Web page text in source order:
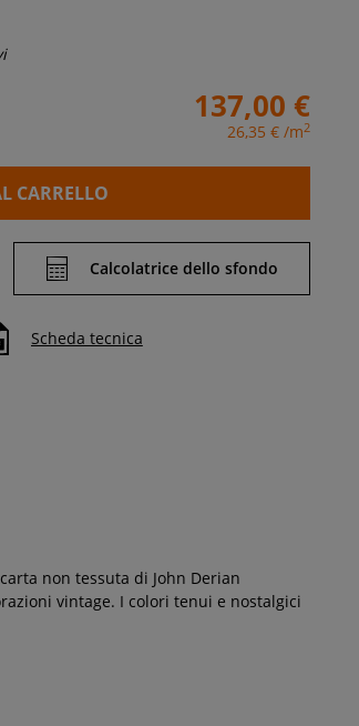
137,00 €
26,35 € /m2
CARRELLO
Calcolatrice dello sfondo
Scheda tecnica
non tessuta di John Derian
vintage. I colori tenui e nostalgici